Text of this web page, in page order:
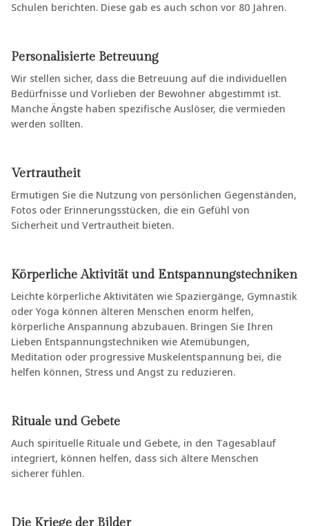
Schulen berichten. Diese gab es auch schon vor 80 Jahren.
Personalisierte Betreuung
Wir stellen sicher, dass die Betreuung auf die individuellen
Bedürfnisse und Vorlieben der Bewohner abgestimmt ist.
Manche Ängste haben spezifische Auslöser, die vermieden
werden sollten.
Vertrautheit
Ermutigen Sie die Nutzung von persönlichen Gegenständen,
Fotos oder Erinnerungsstücken, die ein Gefühl von
Sicherheit und Vertrautheit bieten.
Körperliche Aktivität und Entspannungstechniken
Leichte körperliche Aktivitäten wie Spaziergänge, Gymnastik
oder Yoga können älteren Menschen enorm helfen,
körperliche Anspannung abzubauen. Bringen Sie Ihren
Lieben Entspannungstechniken wie Atemübungen,
Meditation oder progressive Muskelentspannung bei, die
helfen können, Stress und Angst zu reduzieren.
Rituale und Gebete
Auch spirituelle Rituale und Gebete, in den Tagesablauf
integriert, können helfen, dass sich ältere Menschen
sicherer fühlen.
Die Kriege der Bilder